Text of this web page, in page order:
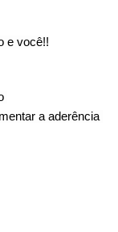
e você!!
a aderência